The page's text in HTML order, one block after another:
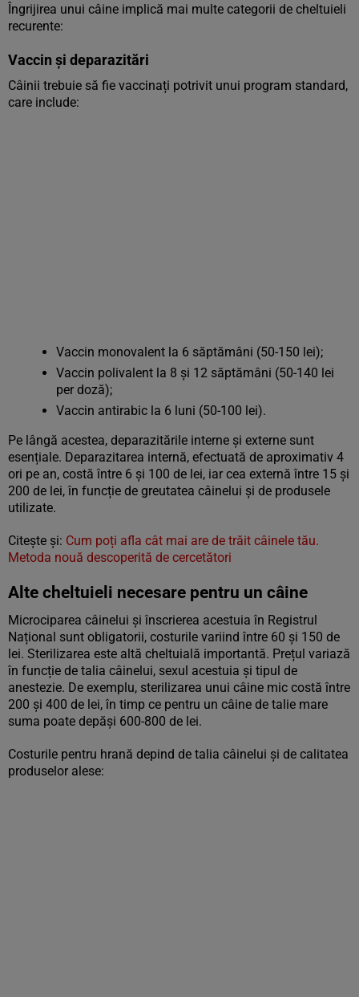
Îngrijirea unui câine implică mai multe categorii de cheltuieli
recurente:
Vaccin și deparazitări
Câinii trebuie să fie vaccinați potrivit unui program standard,
care include:
Vaccin monovalent la 6 săptămâni (50-150 lei);
Vaccin polivalent la 8 și 12 săptămâni (50-140 lei
per doză);
Vaccin antirabic la 6 luni (50-100 lei).
Pe lângă acestea, deparazitările interne și externe sunt
esențiale. Deparazitarea internă, efectuată de aproximativ 4
ori pe an, costă între 6 și 100 de lei, iar cea externă între 15 și
200 de lei, în funcție de greutatea câinelui și de produsele
utilizate.
Citește și: Cum poți afla cât mai are de trăit câinele tău.
Metoda nouă descoperită de cercetători
Alte cheltuieli necesare pentru un câine
Microciparea câinelui și înscrierea acestuia în Registrul
Național sunt obligatorii, costurile variind între 60 și 150 de
lei. Sterilizarea este altă cheltuială importantă. Prețul variază
în funcție de talia câinelui, sexul acestuia și tipul de
anestezie. De exemplu, sterilizarea unui câine mic costă între
200 și 400 de lei, în timp ce pentru un câine de talie mare
suma poate depăși 600-800 de lei.
Costurile pentru hrană depind de talia câinelui și de calitatea
produselor alese: